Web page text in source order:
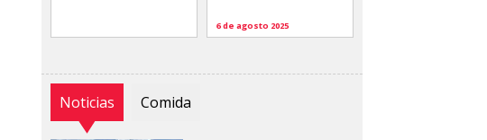
6 de agosto 2025
Noticias Comida